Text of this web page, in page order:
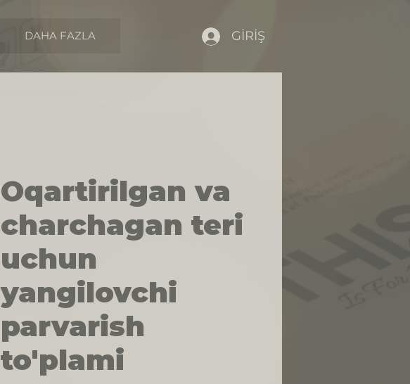
DAHA FAZLA GİRİŞ
Oqartirilgan va
charchagan teri
uchun
yangilovchi
parvarish
to'plami